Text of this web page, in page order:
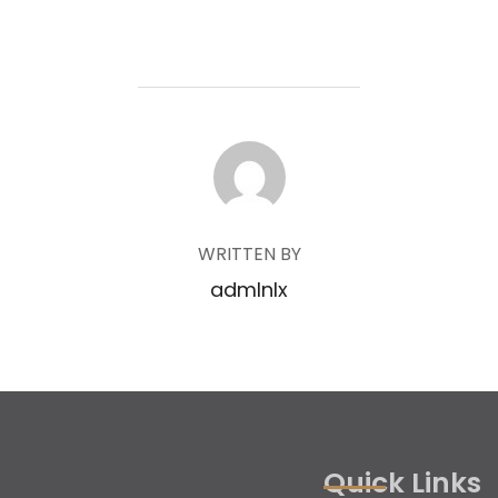
POST AUTHOR
WRITTEN BY
admlnlx
Quick Links